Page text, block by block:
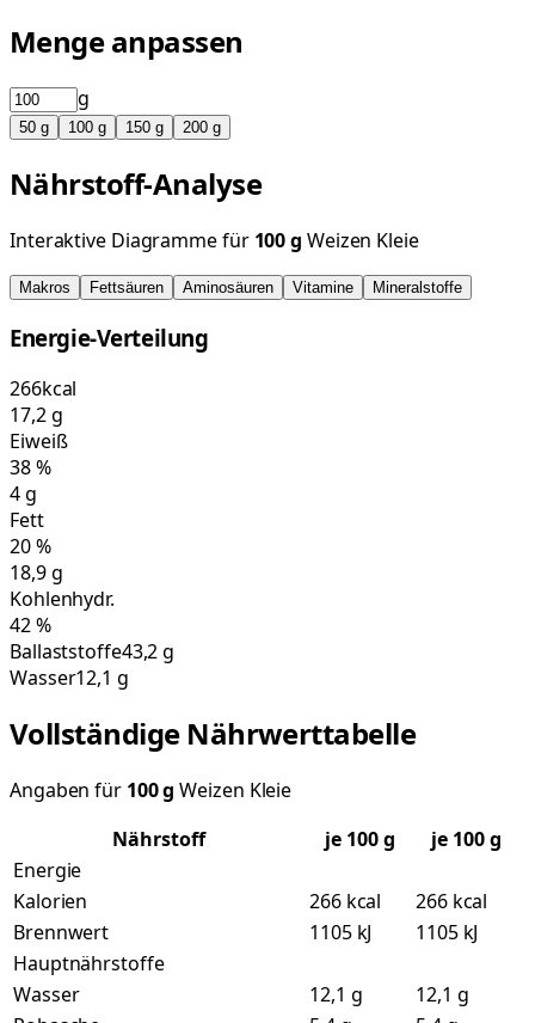
Menge anpassen
g
50 g 100 g 150 g 200 g
Nährstoff-Analyse
Interaktive Diagramme für 100g Weizen Kleie
Makros Fettsäuren Aminosäuren Vitamine Mineralstoffe
Energie-Verteilung
266kcal
17,2g
Eiweiß
38%
4g
Fett
20%
18,9g
Kohlenhydr.
42%
Ballaststoffe43,2 g
Wasser12,1 g
Vollständige Nährwerttabelle
Angaben für 100g Weizen Kleie
Nährstoff
je 100g
je 100 g
Energie
Kalorien
266 kcal
266 kcal
Brennwert
1105 kJ
1105 kJ
Hauptnährstoffe
Wasser
12,1 g
12,1 g